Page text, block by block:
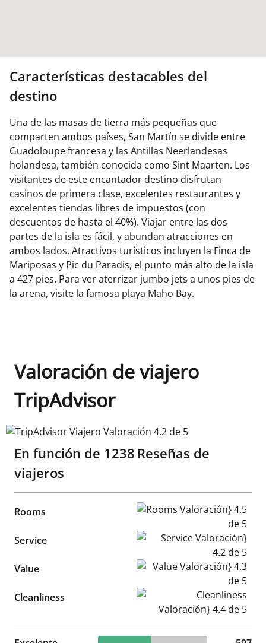
Características destacables del
destino
Una de las masas de tierra más pequeñas que
comparten ambos países, San Martín se divide entre
Guadoloupe francesa y las Antillas Neerlandesas
holandesa, también conocida como Sint Maarten. Los
visitantes de este encantador destino disfrutan
casinos de primera clase, excelentes restaurantes y
excelentes tiendas libres de impuestos (con
descuentos de hasta el 40%). Viajar entre las dos
partes de la isla es fácil, y abundan atracciones en
ambos lados. Atractivos turísticos incluyen la Finca de
Mariposas y Pic du Paradis, el punto más alto de la isla
a 427 pies. Para ver aterrizar jumbo jets a unos pies de
la arena, visite la famosa playa Maho Bay.
Valoración de viajero
TripAdvisor
TripAdvisor Viajero Valoración 4.2 de 5
En función de 1238 Reseñas de
viajeros
Rooms Rooms Valoración} 4.5 de 5
Service Service Valoración} 4.2 de 5
Value Value Valoración} 4.3 de 5
Cleanliness Cleanliness Valoración} 4.4